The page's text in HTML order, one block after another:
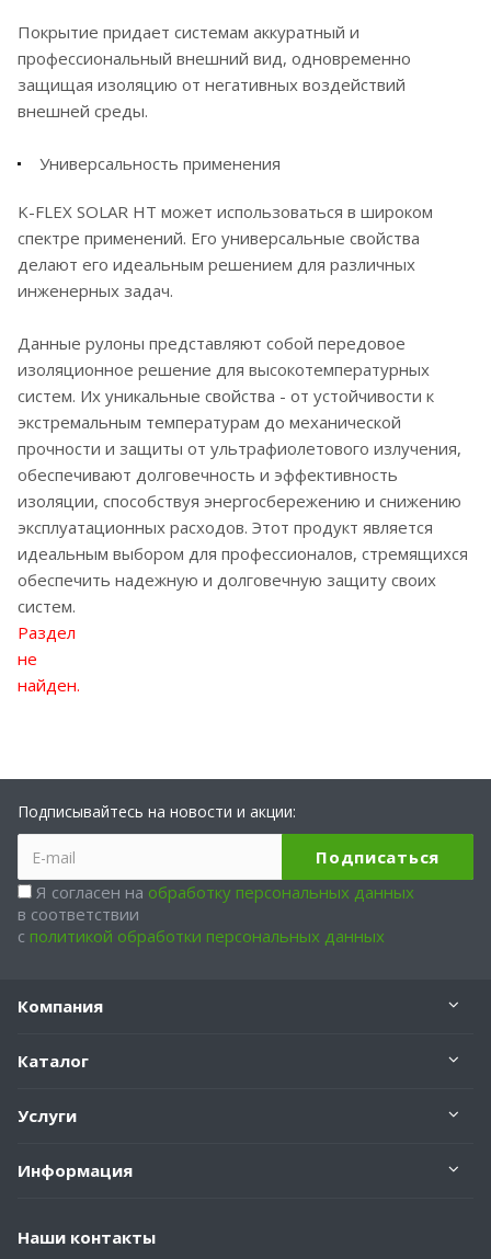
Покрытие придает системам аккуратный и
профессиональный внешний вид, одновременно
защищая изоляцию от негативных воздействий
внешней среды.
Универсальность применения
K-FLEX SOLAR HT может использоваться в широком
спектре применений. Его универсальные свойства
делают его идеальным решением для различных
инженерных задач.
Данные рулоны представляют собой передовое
изоляционное решение для высокотемпературных
систем. Их уникальные свойства - от устойчивости к
экстремальным температурам до механической
прочности и защиты от ультрафиолетового излучения,
обеспечивают долговечность и эффективность
изоляции, способствуя энергосбережению и снижению
эксплуатационных расходов. Этот продукт является
идеальным выбором для профессионалов, стремящихся
обеспечить надежную и долговечную защиту своих
систем.
Раздел
не
найден.
Подписывайтесь на новости и акции:
Я согласен на обработку персональных данных
в соответствии
с политикой обработки персональных данных
Компания
Каталог
Услуги
Информация
Наши контакты